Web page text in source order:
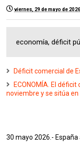
viernes, 29 de mayo de 2026
economía, déficit
Déficit comercial de
ECONOMÍA. El
noviembre y se sitúa en
30 mayo 2026.-